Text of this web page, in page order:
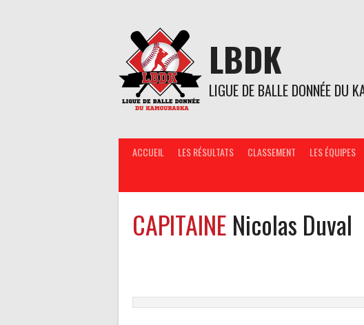
LBDK
LIGUE DE BALLE DONNÉE DU
ACCUEIL LES RÉSULTATS CLASSEMENT LES ÉQUIPES
CAPITAINE Nicolas Duval